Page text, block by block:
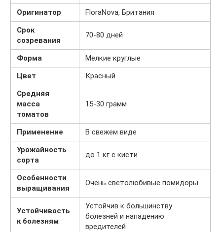
Оригинатор
FloraNova, Британия
Срок
созревания
70-80 дней
Форма
Мелкие круглые
Цвет
Красный
Средняя
масса
томатов
15-30 грамм
Применение
В свежем виде
Урожайность
сорта
до 1 кг с кисти
Особенности
выращивания
Очень светолюбивые помидоры
Устойчивость
к болезням
Устойчив к большинству
болезней и нападению
вредителей